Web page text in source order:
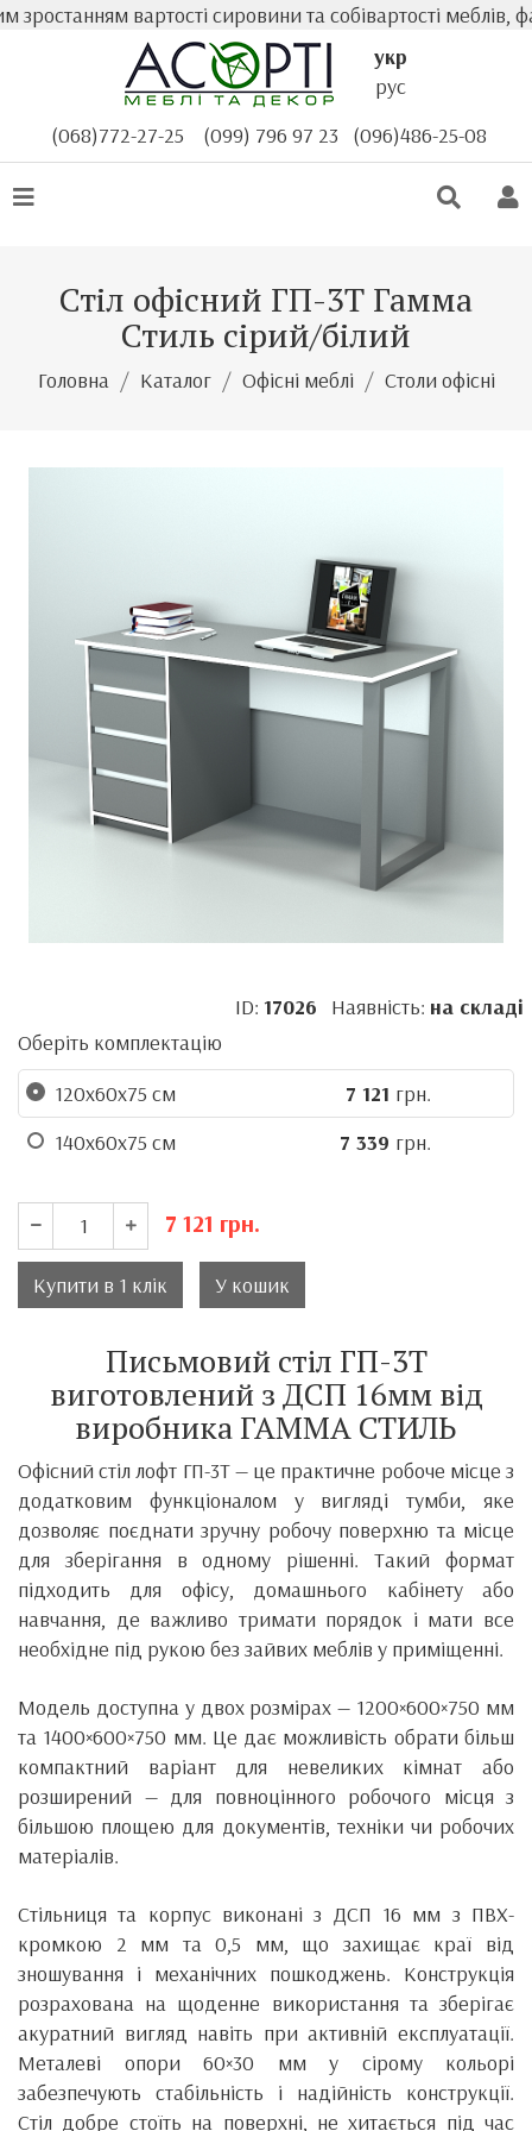
вартості сировини та собівартості меблів,
укр
рус
(068)772-27-25
(099) 796 97 23 (096)486-25-08
Стіл офісний ГП-3Т Гамма
Стиль сірий/білий
Головна Каталог Офісні меблі Столи офісні
ID: 17026 Наявність: на складі
Оберіть комплектацію
120х60х75 см
7 121 грн.
140х60х75 см
7 339 грн.
7 121 грн.
Купити в 1 клік У кошик
Письмовий стіл ГП-3Т
виготовлений з ДСП 16мм від
виробника ГАММА СТИЛЬ
Офісний стіл лофт ГП-3Т — це практичне робоче місце з
додатковим функціоналом у вигляді тумби, яке
дозволяє поєднати зручну робочу поверхню та місце
для зберігання в одному рішенні. Такий формат
підходить для офісу, домашнього кабінету або
навчання, де важливо тримати порядок і мати все
необхідне під рукою без зайвих меблів у приміщенні.
Модель доступна у двох розмірах — 1200×600×750 мм
та 1400×600×750 мм. Це дає можливість обрати більш
компактний варіант для невеликих кімнат або
розширений — для повноцінного робочого місця з
більшою площею для документів, техніки чи робочих
матеріалів.
Стільниця та корпус виконані з ДСП 16 мм з ПВХ-
кромкою 2 мм та 0,5 мм, що захищає краї від
зношування і механічних пошкоджень. Конструкція
розрахована на щоденне використання та зберігає
акуратний вигляд навіть при активній експлуатації.
Металеві опори 60×30 мм у сірому кольорі
забезпечують стабільність і надійність конструкції.
Стіл добре стоїть на поверхні, не хитається під час